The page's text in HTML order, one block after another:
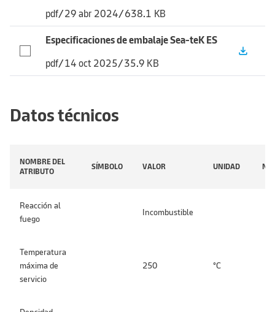
pdf/29 abr 2024/638.1 KB
Especificaciones de embalaje Sea-teK ES
pdf/14 oct 2025/35.9 KB
file_download
Datos técnicos
NOMBRE DEL
ATRIBUTO
SÍMBOLO VALOR UNIDAD
Reacción al
fuego
Incombustible
Temperatura
máxima de
servicio
250 °C